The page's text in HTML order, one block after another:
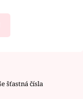
šťastná čísla